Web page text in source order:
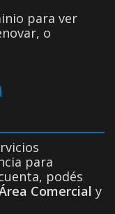
para ver
o
para
podés
Comercial y